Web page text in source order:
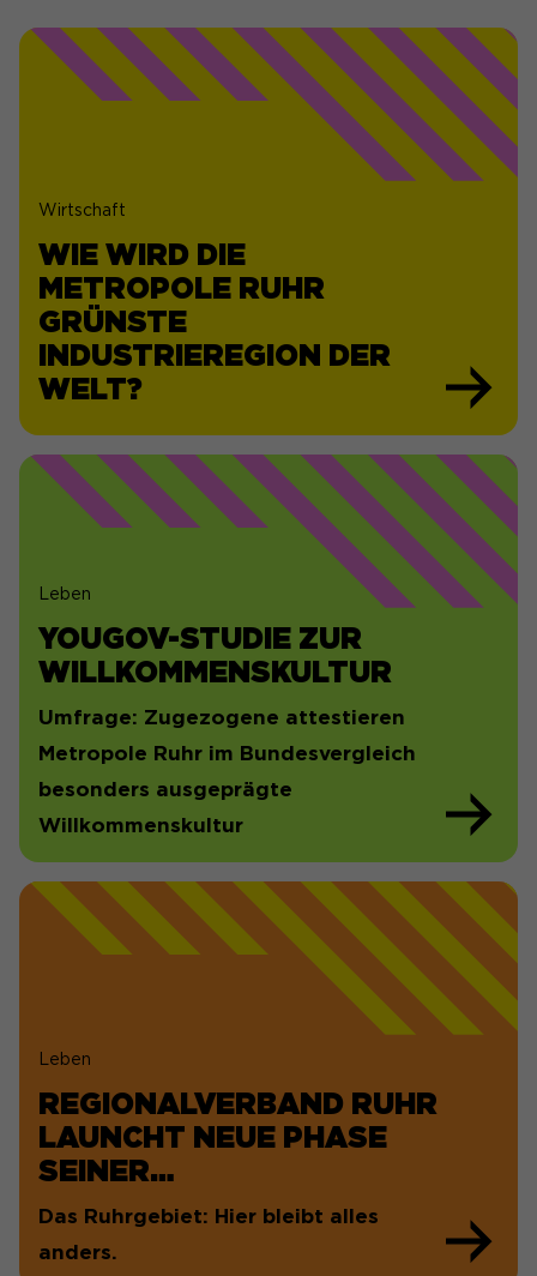
Wirtschaft
WIE WIRD DIE
METROPOLE RUHR
GRÜNSTE
INDUSTRIEREGION DER
WELT?
Leben
YOUGOV-STUDIE ZUR
WILLKOMMENSKULTUR
Umfrage: Zugezogene attestieren
Metropole Ruhr im Bundesvergleich
besonders ausgeprägte
Willkommenskultur
Leben
REGIONALVERBAND RUHR
LAUNCHT NEUE PHASE
SEINER…
Das Ruhrgebiet: Hier bleibt alles
anders.